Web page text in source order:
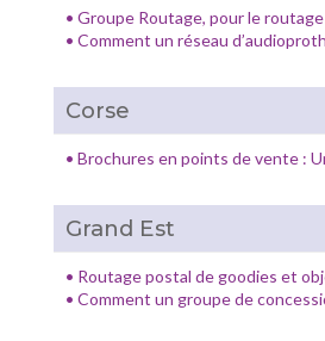
• Groupe Routage, pour le routage
• Comment un réseau
Corse
• Brochures en points de vente :
Grand Est
• Routage postal de goodies et
• Comment un groupe de